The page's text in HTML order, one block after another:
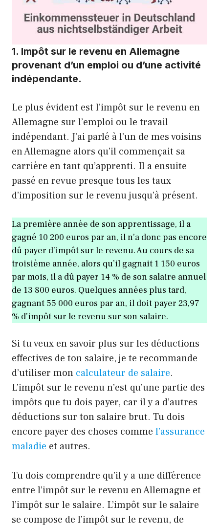
1. Impôt sur le revenu en Allemagne
provenant d’un emploi ou d’une activité
indépendante.
Le plus évident est l’impôt sur le revenu en
Allemagne sur l’emploi ou le travail
indépendant. J’ai parlé à l’un de mes voisins
en Allemagne alors qu’il commençait sa
carrière en tant qu’apprenti. Il a ensuite
passé en revue presque tous les taux
d’imposition sur le revenu jusqu’à présent.
La première année de son apprentissage, il a
gagné 10 200 euros par an, il n’a donc pas encore
dû payer d’impôt sur le revenu. Au cours de sa
troisième année, alors qu’il gagnait 1 150 euros
par mois, il a dû payer 14 % de son salaire annuel
de 13 800 euros. Quelques années plus tard,
gagnant 55 000 euros par an, il doit payer 23,97
% d’impôt sur le revenu sur son salaire.
Si tu veux en savoir plus sur les déductions
effectives de ton salaire, je te recommande
d’utiliser mon calculateur de salaire.
L’impôt sur le revenu n’est qu’une partie des
impôts que tu dois payer, car il y a d’autres
déductions sur ton salaire brut. Tu dois
encore payer des choses comme l’assurance
maladie et autres.
Tu dois comprendre qu’il y a une différence
entre l’impôt sur le revenu en Allemagne et
l’impôt sur le salaire. L’impôt sur le salaire
se compose de l’impôt sur le revenu, de